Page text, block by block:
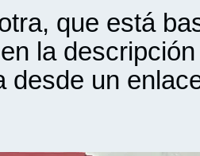
que está
la
desde un